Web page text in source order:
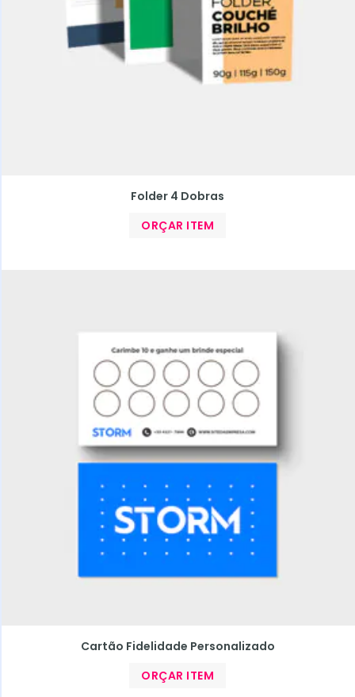
Folder 4 Dobras
ORÇAR ITEM
Cartão Fidelidade Personalizado
ORÇAR ITEM